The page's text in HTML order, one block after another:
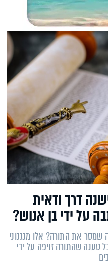
דרך ודאית
על ידי בן אנוש?
שמסר את התורה? אלו מנגנוני
טענה שהתורה זויפה על ידי